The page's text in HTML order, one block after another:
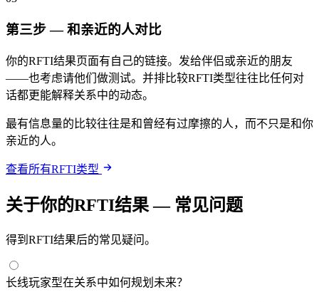
第三步 — 和亲近的人对比
你的RFTI结果页面有自己的链接。发给伴侣或亲近的朋友
——也考虑请他们做测试。并排比较RFTI类型往往比任何对
话都更能解释关系中的动态。
最有信息量的比较往往是和曾经有过摩擦的人，而不只是和你
亲近的人。
查看所有RFTI类型
关于你的RFTI结果 — 常见问题
得到RFTI结果后的常见疑问。
长线玩家型在关系中如何规划未来？